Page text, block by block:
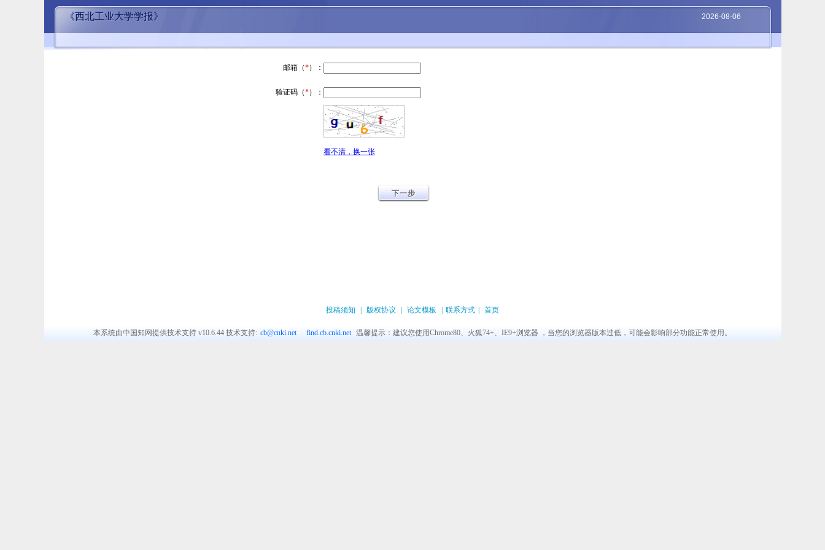
《西北工业大学学报》 2026-08-06
邮箱（*）：
验证码（*）：
看不清，换一张
投稿须知 版权协议 论文模板 联系方式 首页
本系统由中国知网提供技术支持 v10.6.44 技术支持: cb@cnki.net find.cb.cnki.net 温馨提示：建议您使用Chrome80、火狐74+、IE9+浏览器 ，当您的浏览器版本过低，可能会影响部分功能正常使用。